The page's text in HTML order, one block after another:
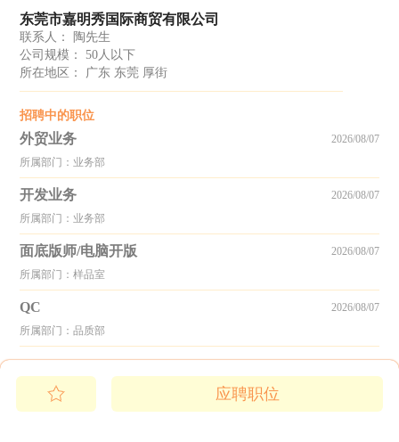
东莞市嘉明秀国际商贸有限公司
联系人： 陶先生
公司规模： 50人以下
所在地区： 广东 东莞 厚街
招聘中的职位
外贸业务
所属部门：业务部
2026/08/07
开发业务
所属部门：业务部
2026/08/07
面底版师/电脑开版
所属部门：样品室
2026/08/07
QC
所属部门：品质部
2026/08/07
应聘职位